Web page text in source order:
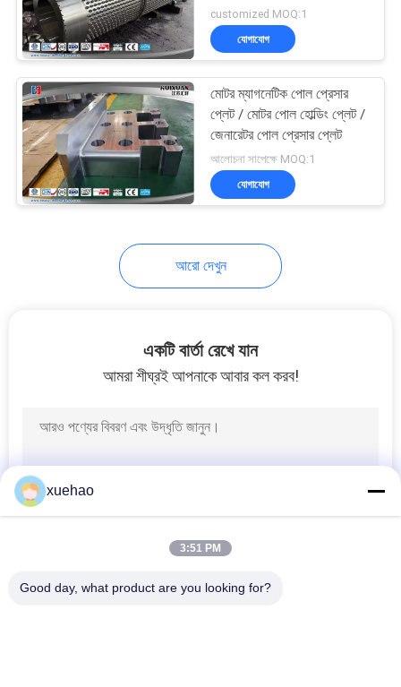
সাইট
ম্যাপ
PRIVACY
POLICY
customized MOQ:1
যোগাযোগ
মোটর ম্যাগনেটিক পোল প্রেসার
প্লেট / মোটর পোল হোল্ডিং প্লেট /
জেনারেটর পোল প্রেসার প্লেট
আলোচনা সাপেক্ষে MOQ:1
যোগাযোগ
আরো দেখুন
একটি বার্তা রেখে যান
আমরা শীঘ্রই আপনাকে আবার কল করব!
xuehao
3:51 PM
Good day, what product are you looking for?